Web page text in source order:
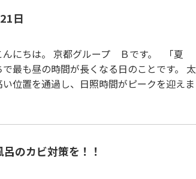
日
んにちは。 京都グループ Ｂです。 「夏
最も昼の時間が長くなる日のことです。 太
位置を通過し、日照時間がピークを迎えま
のカビ対策を！！